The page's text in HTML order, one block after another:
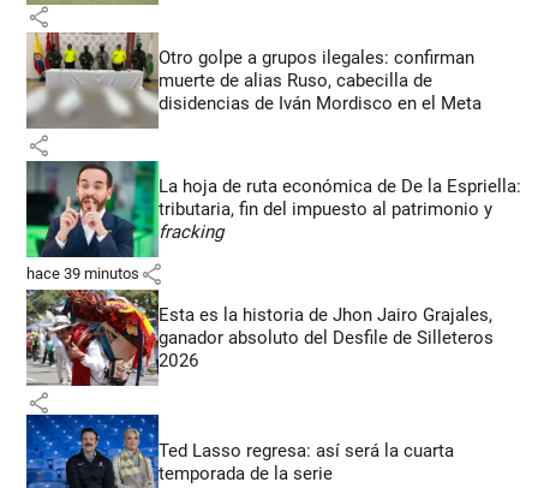
share
Otro golpe a grupos ilegales: confirman
muerte de alias Ruso, cabecilla de
disidencias de Iván Mordisco en el Meta
share
La hoja de ruta económica de De la Espriella:
tributaria, fin del impuesto al patrimonio y
fracking
hace 39 minutos share
Esta es la historia de Jhon Jairo Grajales,
ganador absoluto del Desfile de Silleteros
2026
share
Ted Lasso regresa: así será la cuarta
temporada de la serie